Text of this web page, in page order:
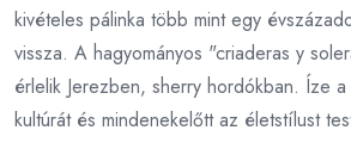
kivételes pálinka több mint egy
vissza. A hagyományos "criaderas y
érlelik Jerezben, sherry hordókban. Íze
kultúrát és mindenekelőtt az életstílust